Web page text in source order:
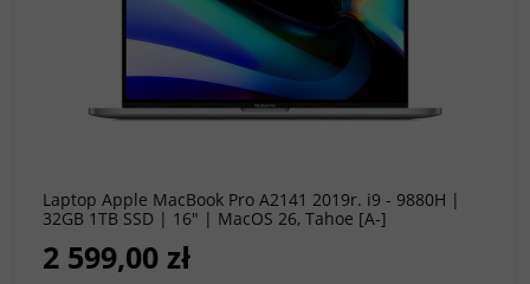
Laptop Apple MacBook Pro A2141 2019r. i9 - 9880H |
32GB 1TB SSD | 16" | MacOS 26, Tahoe [A-]
2 599,00 zł